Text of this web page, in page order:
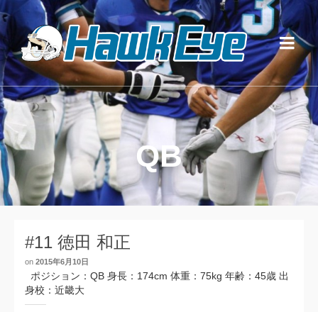
QB
#11 徳田 和正
on 2015年6月10日
ポジション：QB 身長：174cm 体重：75kg 年齢：45歳 出
身校：近畿大